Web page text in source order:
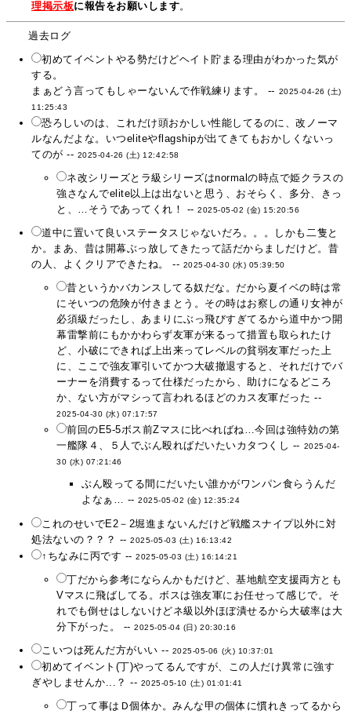
理掲示板に報告をお願いします。
過去ログ
初めてイベントやる勢だけどヘイト貯まる理由がわかった気が
する。
まぁどう言ってもしゃーないんで作戦練ります。 -- 2025-04-26 (土)
11:25:43
恐ろしいのは、これだけ頭おかしい性能してるのに、改ノーマ
ルなんだよな。いつeliteやflagshipが出てきてもおかしくないっ
てのが -- 2025-04-26 (土) 12:42:58
ネ改シリーズとラ級シリーズはnormalの時点で姫クラスの
強さなんでelite以上は出ないと思う、おそらく、多分、きっ
と、…そうであってくれ！ --2025-05-02 (金) 15:20:56
道中に置いて良いステータスじゃないだろ。。。しかも二隻と
か。まあ、昔は開幕ぶっ放してきたって話だからましだけど。昔
の人、よくクリアできたね。 -- 2025-04-30 (水) 05:39:50
昔というかバカンスしてる奴だな。だから夏イベの時は常
にそいつの危険が付きまとう。その時はお察しの通り女神が
必須級だったし、あまりにぶっ飛びすぎてるから道中かつ開
幕雷撃前にもかかわらず友軍が来るって措置も取られたけ
ど、小破にできれば上出来ってレベルの貧弱友軍だった上
に、ここで強友軍引いてかつ大破撤退すると、それだけでバ
ーナーを消費するって仕様だったから、助けになるどころ
か、ない方がマシって言われるほどのカス友軍だった --
2025-04-30 (水) 07:17:57
前回のE5-5ボス前Zマスに比べればね…今回は強特効の第
一艦隊４、５人でぶん殴ればだいたいカタつくし -- 2025-04-
30 (水) 07:21:46
ぶん殴ってる間にだいたい誰かがワンパン食らうんだ
よなぁ… --2025-05-02 (金) 12:35:24
これのせいでE2－2堀進まないんだけど戦艦スナイプ以外に対
処法ないの？？？ --2025-05-03 (土) 16:13:42
↑ちなみに丙です --2025-05-03 (土) 16:14:21
丁だから参考にならんかもだけど、基地航空支援両方とも
Vマスに飛ばしてる。ボスは強友軍にお任せって感じで。そ
れでも倒せはしないけどネ級以外ほぼ潰せるから大破率は大
分下がった。 --2025-05-04 (日) 20:30:16
こいつは死んだ方がいい -- 2025-05-06 (火) 10:37:01
初めてイベント(丁)やってるんですが、この人だけ異常に強す
ぎやしませんか...？ -- 2025-05-10 (土) 01:01:41
丁って事はＤ個体か。みんな甲の個体に慣れきってるから